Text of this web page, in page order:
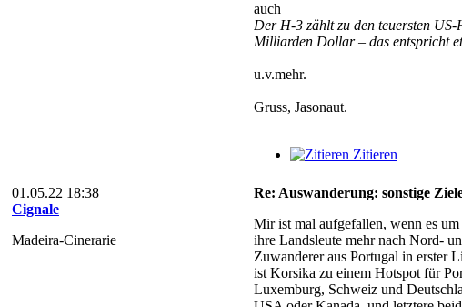
auch
Der H-3 zählt zu den teuersten
Milliarden Dollar – das entspricht
u.v.mehr.
Gruss, Jasonaut.
Zitieren
01.05.22 18:38
Cignale
Madeira-Cinerarie
Re: Auswanderung: sonstige
Mir ist mal aufgefallen, wenn es
ihre Landsleute mehr nach Nord-
Zuwanderer aus Portugal in erster
ist Korsika zu einem Hotspot für
Luxemburg, Schweiz und